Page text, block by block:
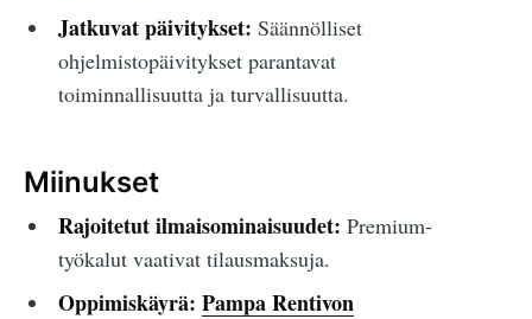
Jatkuvat päivitykset: Säännölliset
ohjelmistopäivitykset parantavat
toiminnallisuutta ja turvallisuutta.
Miinukset
Rajoitetut ilmaisominaisuudet: Premium-
työkalut vaativat tilausmaksuja.
Oppimiskäyrä: Pampa Rentivon